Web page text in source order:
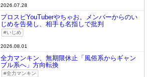
2026.07.28
プロスピYouTuberやちゃお。メンバーからのい
じめを告発し、相手も名指しで批判
いじめ
2026.08.01
全力マンキン、無期限休止「風俗系からギャン
ブル系へ」方向転換
全力マンキン